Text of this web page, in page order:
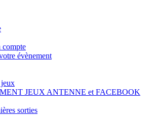
compte
évènement
jeux
JEUX ANTENNE et FACEBOOK
sorties